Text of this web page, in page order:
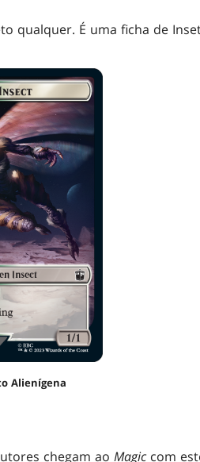
qualquer. É uma ficha de
Alienígena
chegam ao Magic com